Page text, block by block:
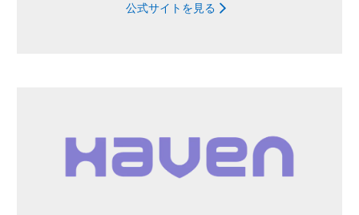
公式サイトを見る